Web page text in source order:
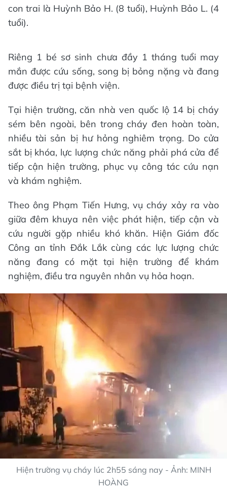
con trai là Huỳnh Bảo H. (8 tuổi), Huỳnh Bảo L. (4
tuổi).
Riêng 1 bé sơ sinh chưa đầy 1 tháng tuổi may
mắn được cứu sống, song bị bỏng nặng và đang
được điều trị tại bệnh viện.
Tại hiện trường, căn nhà ven quốc lộ 14 bị cháy
sém bên ngoài, bên trong cháy đen hoàn toàn,
nhiều tài sản bị hư hỏng nghiêm trọng. Do cửa
sắt bị khóa, lực lượng chức năng phải phá cửa để
tiếp cận hiện trường, phục vụ công tác cứu nạn
và khám nghiệm.
Theo ông Phạm Tiến Hưng, vụ cháy xảy ra vào
giữa đêm khuya nên việc phát hiện, tiếp cận và
cứu người gặp nhiều khó khăn. Hiện Giám đốc
Công an tỉnh Đắk Lắk cùng các lực lượng chức
năng đang có mặt tại hiện trường để khám
nghiệm, điều tra nguyên nhân vụ hỏa hoạn.
Hiện trường vụ cháy lúc 2h55 sáng nay - Ảnh: MINH
HOÀNG